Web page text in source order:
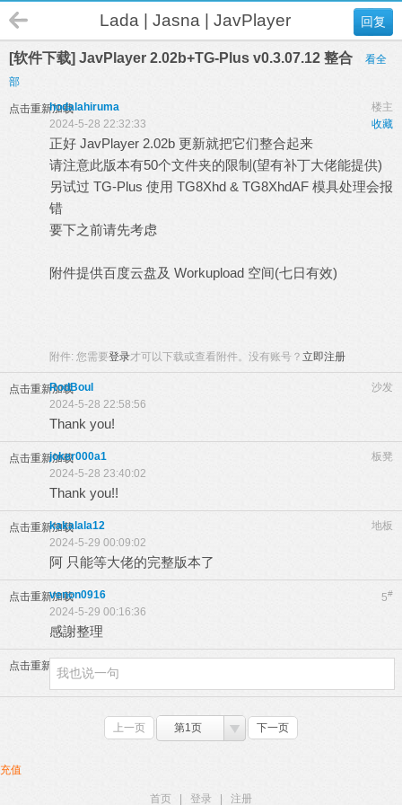
回复
Lada | Jasna | JavPlayer
[软件下载] JavPlayer 2.02b+TG-Plus v0.3.07.12 整合
看全
部
点击重新加载 楼主
hodalahiruma
收藏
2024-5-28 22:32:33
正好 JavPlayer 2.02b 更新就把它们整合起来
请注意此版本有50个文件夹的限制(望有补丁大佬能提供)
另试过 TG-Plus 使用 TG8Xhd & TG8XhdAF 模具处理会报
错
要下之前请先考虑
附件提供百度云盘及 Workupload 空间(七日有效)
附件: 您需要登录才可以下载或查看附件。没有账号？ 立即注册
点击重新加载 沙发
RodBoul
2024-5-28 22:58:56
Thank you!
点击重新加载 板凳
joker000a1
2024-5-28 23:40:02
Thank you!!
点击重新加载 地板
kakalala12
2024-5-29 00:09:02
阿 只能等大佬的完整版本了
点击重新加载 5#
venon0916
2024-5-29 00:16:36
感謝整理
点击重新加载
上一页 第1页 下一页
充值
首页 登录 注册